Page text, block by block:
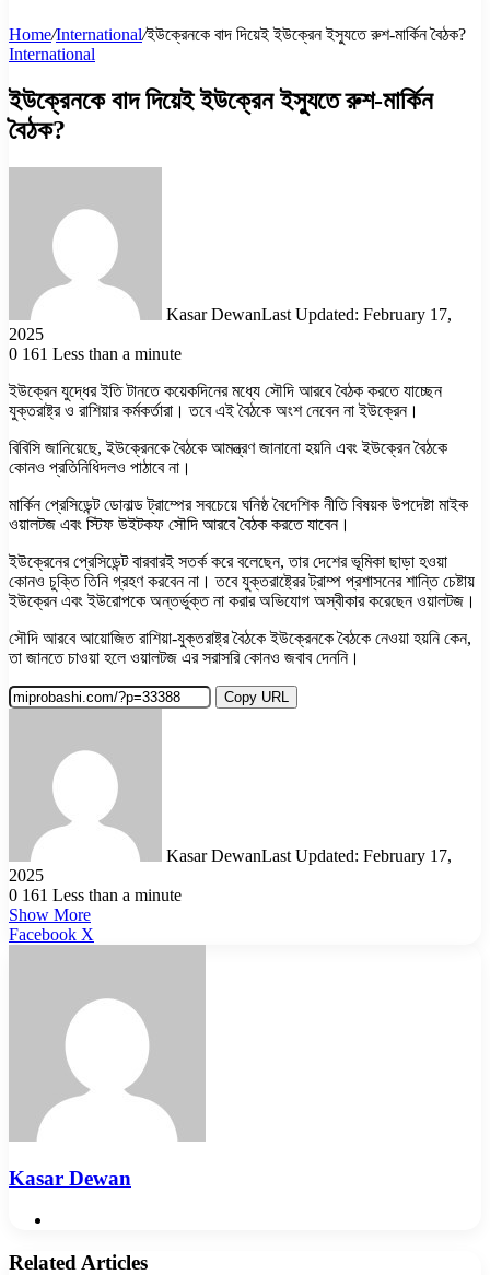
Home/International/ইউক্রেনকে বাদ দিয়েই ইউক্রেন ইস্যুতে রুশ-মার্কিন বৈঠক?
International
ইউক্রেনকে বাদ দিয়েই ইউক্রেন ইস্যুতে রুশ-মার্কিন
বৈঠক?
Kasar DewanLast Updated: February 17,
2025
0 161 Less than a minute
ইউক্রেন যুদ্ধের ইতি টানতে কয়েকদিনের মধ্যে সৌদি আরবে বৈঠক করতে যাচ্ছেন
যুক্তরাষ্ট্র ও রাশিয়ার কর্মকর্তারা। তবে এই বৈঠকে অংশ নেবেন না ইউক্রেন।
বিবিসি জানিয়েছে, ইউক্রেনকে বৈঠকে আমন্ত্রণ জানানো হয়নি এবং ইউক্রেন বৈঠকে
কোনও প্রতিনিধিদলও পাঠাবে না।
মার্কিন প্রেসিডেন্ট ডোনাল্ড ট্রাম্পের সবচেয়ে ঘনিষ্ঠ বৈদেশিক নীতি বিষয়ক উপদেষ্টা মাইক
ওয়ালটজ এবং স্টিফ উইটকফ সৌদি আরবে বৈঠক করতে যাবেন।
ইউক্রেনের প্রেসিডেন্ট বারবারই সতর্ক করে বলেছেন, তার দেশের ভূমিকা ছাড়া হওয়া
কোনও চুক্তি তিনি গ্রহণ করবেন না। তবে যুক্তরাষ্ট্রের ট্রাম্প প্রশাসনের শান্তি চেষ্টায়
ইউক্রেন এবং ইউরোপকে অন্তর্ভুক্ত না করার অভিযোগ অস্বীকার করেছেন ওয়ালটজ।
সৌদি আরবে আয়োজিত রাশিয়া-যুক্তরাষ্ট্র বৈঠকে ইউক্রেনকে বৈঠকে নেওয়া হয়নি কেন,
তা জানতে চাওয়া হলে ওয়ালটজ এর সরাসরি কোনও জবাব দেননি।
Copy URL
Kasar DewanLast Updated: February 17,
2025
0 161 Less than a minute
Show More
Facebook X
Kasar Dewan
Related Articles